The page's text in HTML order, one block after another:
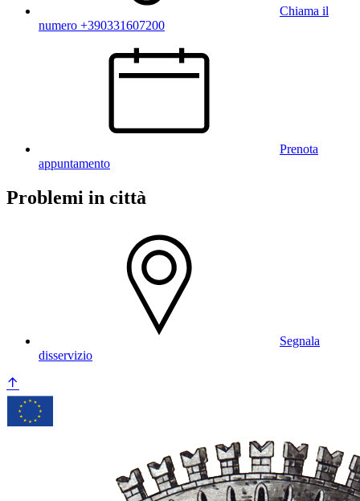
Chiama il
numero +390331607200
Prenota
appuntamento
Problemi in città
Segnala
disservizio